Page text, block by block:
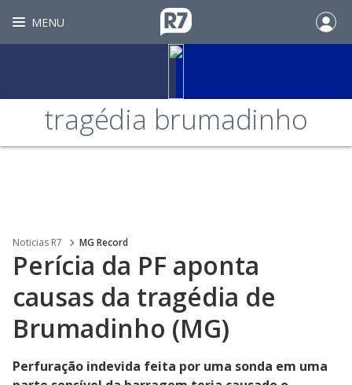
MENU
tragédia brumadinho
Noticias R7 MG Record
Perícia da PF aponta
causas da tragédia de
Brumadinho (MG)
Perfuração indevida feita por uma sonda em uma